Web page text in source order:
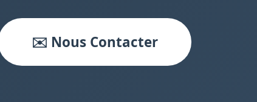
✉️ Nous Contacter